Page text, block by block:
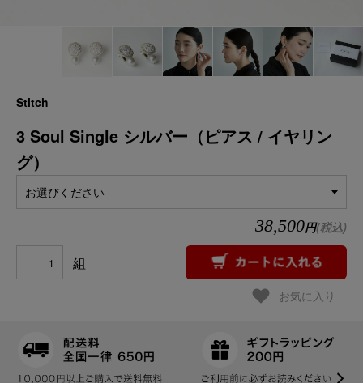
Stitch
3 Soul Single シルバー（ピアス / イヤリン
グ）
お選びください
38,500円(税込)
組
お気に入り